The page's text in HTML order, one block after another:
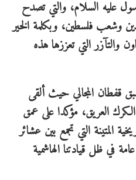
عليه السلام، والتي تصدح
وشعب فلسطين، وبكلمة الخير
والتآزر التي تعززها هذه
قفطان المجالي حيث ألقى
العريق، مؤكدا على عمق
المتينة التي تجمع بين عشائر
في ظل قيادتنا الهاشمية